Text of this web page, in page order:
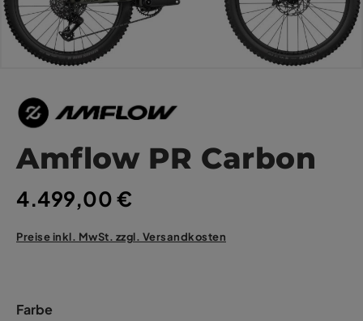
Amflow PR Carbon
4.499,00 €
Preise inkl. MwSt. zzgl. Versandkosten
Farbe